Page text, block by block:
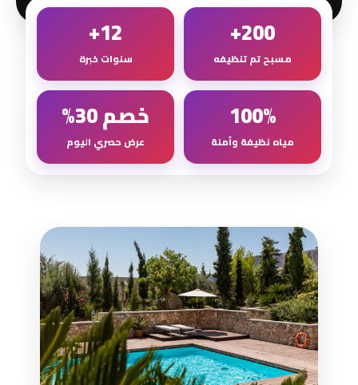
200+
مسبح تم تنظيفه
12+
سنوات خبرة
100%
مياه نظيفة وآمنة
خصم 30%
عرض حصري اليوم